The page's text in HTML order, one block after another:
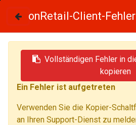
SALE
onRetail-Client-Fehler
Vollständigen Fehler in
kopieren
Ein Fehler ist aufgetreten
Verwenden Sie die Kopier-
an Ihren Support-Dienst zu
onRetail-Client-Fehler
Vollständigen Fehler in
kopieren
Ein Fehler ist aufgetreten
Verwenden Sie die Kopier-
an Ihren Support-Dienst zu
onRetail-Client-Fehler
Vollständigen Fehler in
kopieren
Ein Fehler ist aufgetreten
Verwenden Sie die Kopier-
an Ihren Support-Dienst zu